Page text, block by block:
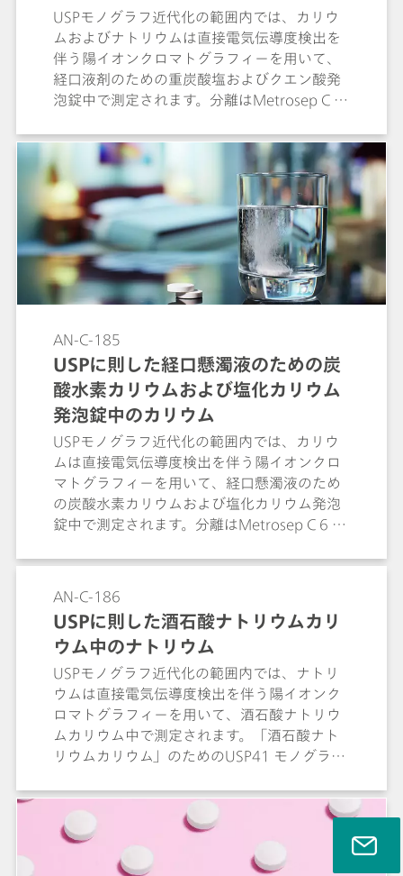
USPモノグラフ近代化の範囲内では、カリウ
ムおよびナトリウムは直接電気伝導度検出を
伴う陽イオンクロマトグラフィーを用いて、
経口液剤のための重炭酸塩およびクエン酸発
泡錠中で測定されます。分離はMetrosep C 6
ての認定基準を満たしています。「経口液剤
のための重炭酸塩およびクエン酸発泡剤中の
カリウムおよびナトリウムの測定」のための
USP41モノグラフは、炎光光度法によってカ
リウムのアッセイを行います。
AN-C-185
USPに則した経口懸濁液のための炭
酸水素カリウムおよび塩化カリウム
発泡錠中のカリウム
USPモノグラフ近代化の範囲内では、カリウ
ムは直接電気伝導度検出を伴う陽イオンクロ
マトグラフィーを用いて、経口懸濁液のため
の炭酸水素カリウムおよび塩化カリウム発泡
錠中で測定されます。分離はMetrosep C 6 -
の認定基準を満たしています。「経口懸濁液
ム発泡錠」のためのUSP41モノグラフは、原
子吸光分光法によりカリウムのアッセイを行
います。
AN-C-186
USPに則した酒石酸ナトリウムカリ
ウム中のナトリウム
USPモノグラフ近代化の範囲内では、ナトリ
ウムは直接電気伝導度検出を伴う陽イオンク
ロマトグラフィーを用いて、酒石酸ナトリウ
ムカリウム中で測定されます。「酒石酸ナト
リウムカリウム」のためのUSP41 モノグラフ
れていません。分離はMetrosep C 6 -
150/4.0カラム (L76) にて実施されます。カリ
ウムのアッセイは、USPの定義に従って、市
販の2つの製品を用いて実施されます。全ての